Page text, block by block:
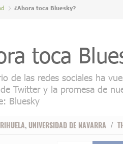
¿Ahora toca Bluesky?
toca
de las redes sociales ha
Twitter y la promesa de
Bluesky
, UNIVERSIDAD DE NAVARRA /